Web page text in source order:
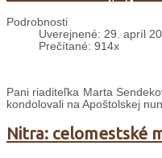
Podrobnosti
Uverejnené: 29. apríl
Prečítané: 914x
Pani riaditeľka Marta
kondolovali na Apoštolskej
Nitra: celomestské